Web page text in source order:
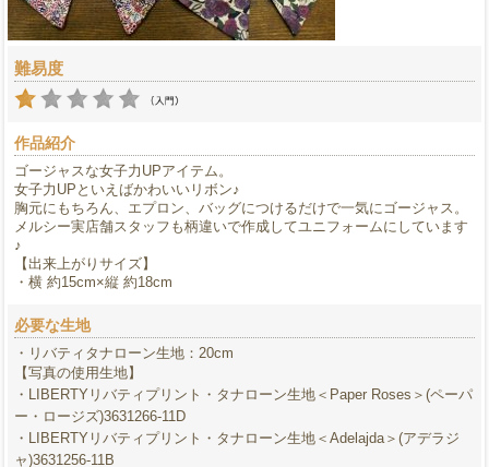
難易度
作品紹介
ゴージャスな女子力UPアイテム。
女子力UPといえばかわいいリボン♪
胸元にもちろん、エプロン、バッグにつけるだけで一気にゴージャス。
メルシー実店舗スタッフも柄違いで作成してユニフォームにしています
♪
【出来上がりサイズ】
・横 約15cm×縦 約18cm
必要な生地
・リバティタナローン生地：20cm
【写真の使用生地】
・LIBERTYリバティプリント・タナローン生地＜Paper Roses＞(ペーパ
ー・ロージズ)3631266-11D
・LIBERTYリバティプリント・タナローン生地＜Adelajda＞(アデラジ
ャ)3631256-11B